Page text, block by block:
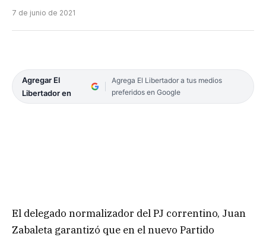
7 de junio de 2021
Agregar El
Libertador en
Agrega El Libertador a tus medios
preferidos en Google
El delegado normalizador del PJ correntino, Juan
Zabaleta garantizó que en el nuevo Partido